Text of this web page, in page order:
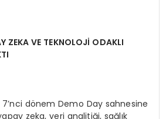
ZEKA VE TEKNOLOJİ ODAKLI
7’nci dönem Demo Day sahnesine
zeka, veri analitiği, sağlık